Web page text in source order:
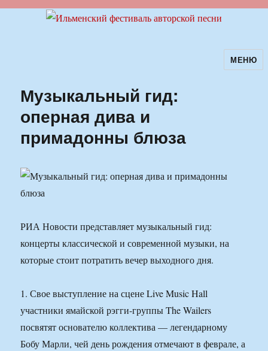
Ильменский фестиваль авторскойМЕНЮ
Музыкальный гид:
оперная дива и
примадонны блюза
РИА Новости представляет музыкальный гид:
концерты классической и современной музыки, на
которые стоит потратить вечер выходного дня.
1. Свое выступление на сцене Live Music Hall
участники ямайской рэгги-группы The Wailers
посвятят основателю коллектива — легендарному
Бобу Марли, чей день рождения отмечают в феврале, а